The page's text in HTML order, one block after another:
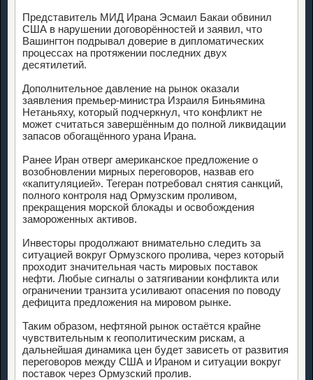
Представитель МИД Ирана Эсмаил Бакаи обвинил
США в нарушении договорённостей и заявил, что
Вашингтон подрывал доверие в дипломатических
процессах на протяжении последних двух
десятилетий.
Дополнительное давление на рынок оказали
заявления премьер-министра Израиля Биньямина
Нетаньяху, который подчеркнул, что конфликт не
может считаться завершённым до полной ликвидации
запасов обогащённого урана Ирана.
Ранее Иран отверг американское предложение о
возобновлении мирных переговоров, назвав его
«капитуляцией». Тегеран потребовал снятия санкций,
полного контроля над Ормузским проливом,
прекращения морской блокады и освобождения
замороженных активов.
Инвесторы продолжают внимательно следить за
ситуацией вокруг Ормузского пролива, через который
проходит значительная часть мировых поставок
нефти. Любые сигналы о затягивании конфликта или
ограничении транзита усиливают опасения по поводу
дефицита предложения на мировом рынке.
Таким образом, нефтяной рынок остаётся крайне
чувствительным к геополитическим рискам, а
дальнейшая динамика цен будет зависеть от развития
переговоров между США и Ираном и ситуации вокруг
поставок через Ормузский пролив.